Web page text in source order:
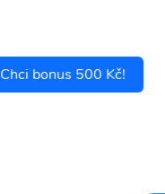
Chci bonus 500 Kč!